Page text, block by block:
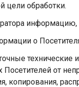
цели обработки.
о
от
копирования,